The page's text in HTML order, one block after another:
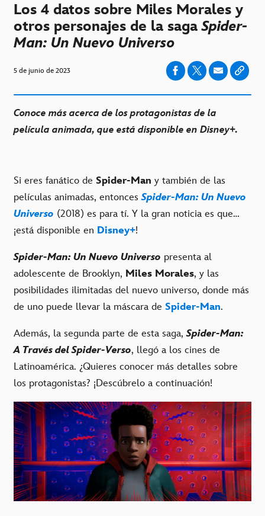
Los 4 datos sobre Miles Morales y
otros personajes de la sagaSpider-
Man: Un Nuevo Universo
5 de junio de 2023
Conoce más acerca de los protagonistas de la
película animada, que está disponible en Disney+.
Si eres fanático de Spider-Man y también de las
películas animadas, entoncesSpider-Man: Un Nuevo
Universo (2018) es para tí. Y la gran noticia es que…
¡está disponible en Disney+!
Spider-Man: Un Nuevo Universo presenta al
adolescente de Brooklyn, Miles Morales, y las
posibilidades ilimitadas del nuevo universo, donde más
de uno puede llevar la máscara de Spider-Man.
Además, la segunda parte de esta saga,Spider-Man:
A Través del Spider-Verso, llegó a los cines de
Latinoamérica. ¿Quieres conocer más detalles sobre
los protagonistas? ¡Descúbrelo a continuación!